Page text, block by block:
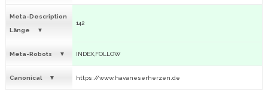
Meta-Description
Länge
142
Meta-Robots INDEX,FOLLOW
Canonical https://www.havaneserherzen.de